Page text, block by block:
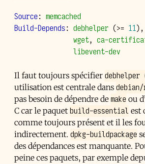
Source: memcached
Build-Depends: debhelper (>= 11)
wget, ca-
libevent-dev
Il faut toujours spécifier debhelper
utilisation est centrale dans
pas besoin de dépendre de make ou
C car le paquet build-essential est
comme toujours présent et il les
indirectement. dpkg-buildpackage
des dépendances est manquante.
peine ces paquets, par exemple